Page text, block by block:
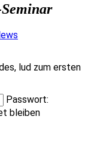
lud zum ersten
Passwort:
bleiben